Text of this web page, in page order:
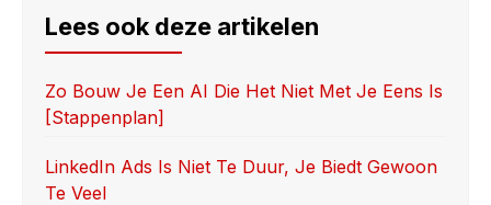
e
b
o
o
k
o
d
o
n
e
Lees ook deze artikelen
Zo Bouw Je Een AI Die Het Niet Met Je Eens Is
[stappenplan]
LinkedIn Ads Is Niet Te Duur, Je Biedt Gewoon
Te Veel